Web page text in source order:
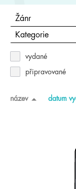
Žánr
Kategorie
vydané
připravované
název datum